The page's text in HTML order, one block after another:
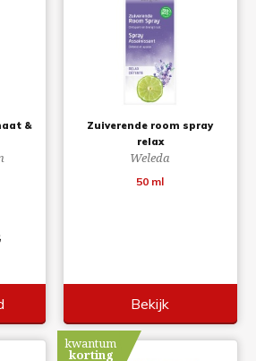
&
Zuiverende room spray
relax
Weleda
50 ml
Bekijk
kwantum
korting